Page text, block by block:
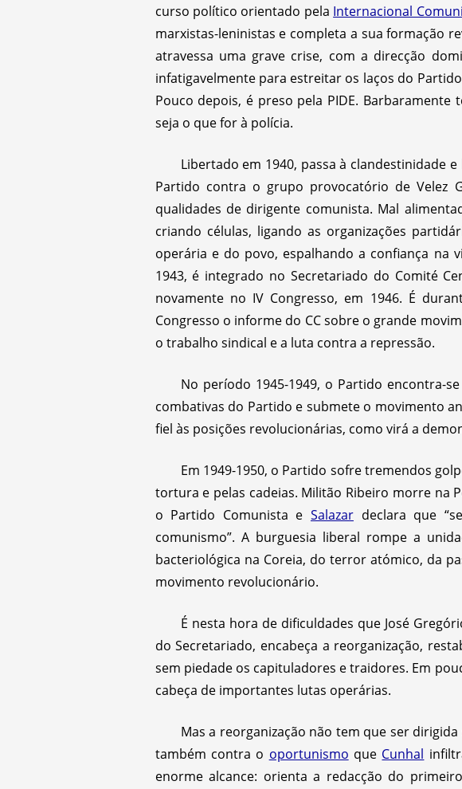
curso político orientado pela Internacional
marxistas-leninistas e completa a sua formação
atravessa uma grave crise, com a direcção
infatigavelmente para estreitar os laços do
Pouco depois, é preso pela PIDE.
seja o que for à polícia.
Libertado em 1940, passa à clandestinidade
Partido contra o grupo provocatório de Velez
qualidades de dirigente comunista. Mal
criando células, ligando as organizações
operária e do povo, espalhando a confiança na
1943, é integrado no Secretariado do Comité
novamente no IV Congresso, em 1946. É
Congresso o informe do CC sobre o grande
o trabalho sindical e a luta contra a repressão.
No período 1945-1949, o Partido encontra-
combativas do Partido e submete o movimento
fiel às posições revolucionárias, como virá a
Em 1949-1950, o Partido sofre tremendos
tortura e pelas cadeias. Militão Ribeiro morre na
o Partido Comunista e Salazardeclara que
comunismo”. A burguesia liberal rompe a
bacteriológica na Coreia, do terror atómico, da
movimento revolucionário.
É nesta hora de dificuldades que José
do Secretariado, encabeça a reorganização,
sem piedade os capituladores e traidores. Em
cabeça de importantes lutas operárias.
Mas a reorganização não tem que ser
também contra o oportunismo que Cunhal
enorme alcance: orienta a redacção do